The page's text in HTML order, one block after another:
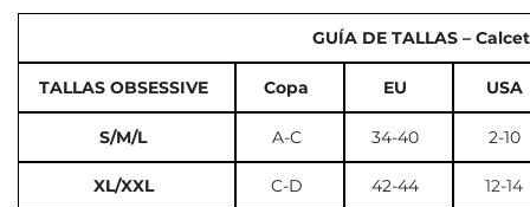
GUÍA DE TALLAS –
TALLAS OBSESSIVE Copa EU USA
S/M/L A-C 34-40 2-10
XL/XXL C-D 42-44 12-14